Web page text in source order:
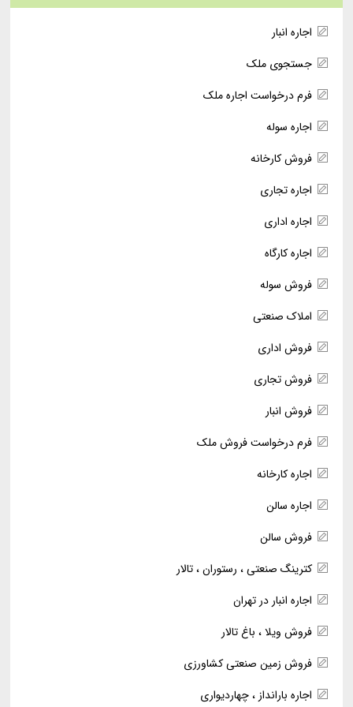
اجاره انبار
جستجوی ملک
فرم درخواست اجاره ملک
اجاره سوله
فروش کارخانه
اجاره تجاری
اجاره اداری
اجاره کارگاه
فروش سوله
املاک صنعتی
فروش اداری
فروش تجاری
فروش انبار
فرم درخواست فروش ملک
اجاره کارخانه
اجاره سالن
فروش سالن
کترینگ صنعتی ، رستوران ، تالار
اجاره انبار در تهران
فروش ویلا ، باغ تالار
فروش زمین صنعتی کشاورزی
اجاره بارانداز ، چهاردیواری